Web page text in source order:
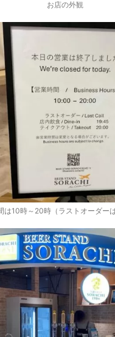
お店の外観
は10時～20時（ラストオーダー